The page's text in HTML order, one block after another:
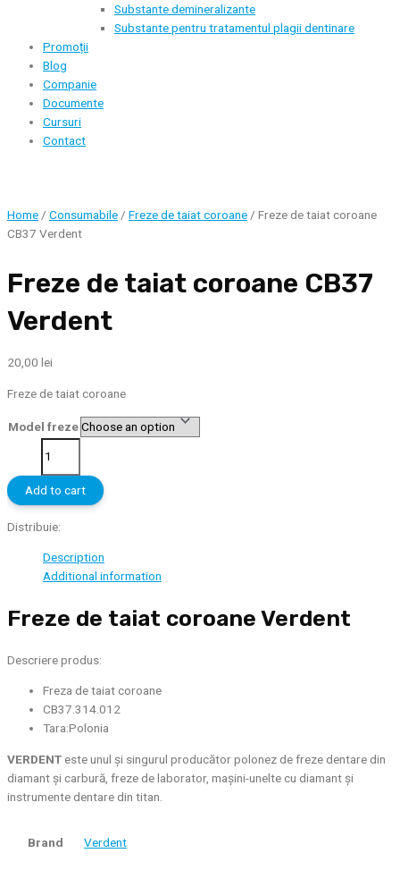
Substante demineralizante
Substante pentru tratamentul plagii dentinare
Promoții
Blog
Companie
Documente
Cursuri
Contact
Home / Consumabile / Freze de taiat coroane / Freze de taiat coroane
CB37 Verdent
Freze de taiat coroane CB37
Verdent
20,00 lei
Freze de taiat coroane
Model freze
taiat
coroane
CB37
quantity
Add to cart
Distribuie:
Description
Additional information
Freze de taiat coroane Verdent
Descriere produs:
Freza de taiat coroane
CB37.314.012
Tara:Polonia
VERDENTeste unul și singurul producător polonez de freze dentare din
diamant și carbură, freze de laborator, mașini-unelte cu diamant și
instrumente dentare din titan.
Brand Verdent